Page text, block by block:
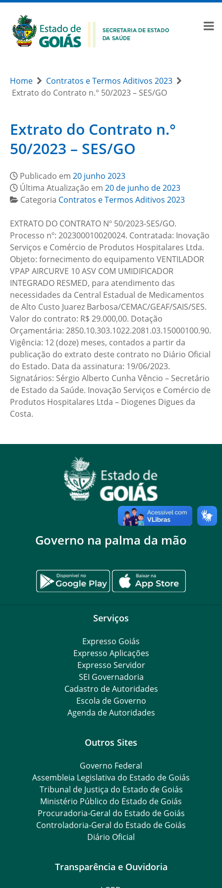
Home
Contratos e Termos Aditivos 2023
Extrato do Contrato n.° 50/2023 – SES/GO
Extrato do Contrato n.°
50/2023 – SES/GO
Publicado em 20 junho 2023
Última Atualização em 20 de junho de 2023
Categoria Contratos e Termos Aditivos 2023
EXTRATO DO CONTRATO Nº 50/2023-SES/GO.
Processo nº: 202300010020024. Contratada: Inovação
Serviços e Comércio de Produtos Hospitalares Ltda.
Objeto: fornecimento do equipamento VENTILADOR
VPAP AIRCURVE 10 ASV COM UMIDIFICADOR
INTEGRADO RESMED, para atendimento das
necessidades da Central Estadual de Medicamentos
de Alto Custo Juarez Barbosa/CEMAC/GEAF/SAIS/SES.
Valor do contrato: R$ 29.000,00. Dotação
Orçamentária: 2850.10.303.1022.2081.03.15000100.90.
Vigência: 12 (doze) meses, contados a partir da
publicação do extrato deste contrato no Diário Oficial
do Estado. Data da assinatura: 19/06/2023.
Signatários: Sérgio Alberto Cunha Vêncio – Secretário
de Estado da Saúde. Inovação Serviços e Comércio de
Produtos Hospitalares Ltda – Diogenes Digues da
Costa.
Governo na palma da mão
Serviços
Expresso Goiás
Expresso Aplicações
Expresso Servidor
SEI Governadoria
Cadastro de Autoridades
Escola de Governo
Agenda de Autoridades
Outros Sites
Governo Federal
Assembleia Legislativa do Estado de Goiás
Tribunal de Justiça do Estado de Goiás
Ministério Público do Estado de Goiás
Procuradoria-Geral do Estado de Goiás
Controladoria-Geral do Estado de Goiás
Diário Oficial
Transparência e Ouvidoria